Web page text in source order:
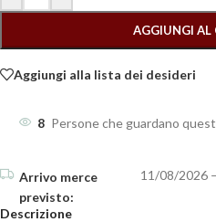
AGGIUNGI AL
Aggiungi alla lista dei desideri
8 Persone che guardano
11/08/2026
Descrizione